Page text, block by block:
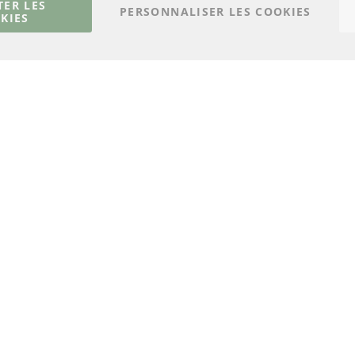
Résilier le contrat
LES
PERSONNALISER LES COOKIES